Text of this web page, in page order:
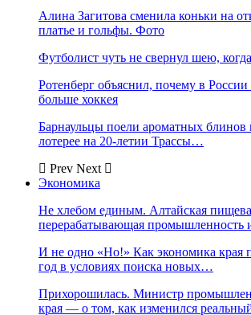
Алина Загитова сменила коньки на
платье и гольфы. Фото
Футболист чуть не свернул шею,
Ротенберг объяснил, почему в
больше хоккея
Барнаульцы поели ароматных блинов
лотерее на 20-летии Трассы…
Prev Next
Экономика
Не хлебом единым. Алтайская
перерабатывающая
И не одно «Но!» Как экономика края
год в условиях поиска новых…
Прихорошилась. Министр
края — о том, как изменился